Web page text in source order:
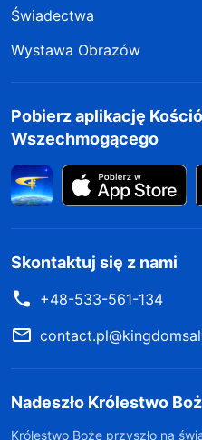
Świadectwa
Wystawa Obrazów
Pobierz aplikację
Wszechmogącego
Skontaktuj się z nami
+48-533-561-134
Nadeszło Królestwo
Królestwo Boże przyszło na